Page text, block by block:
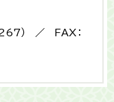
） ／ FAX：